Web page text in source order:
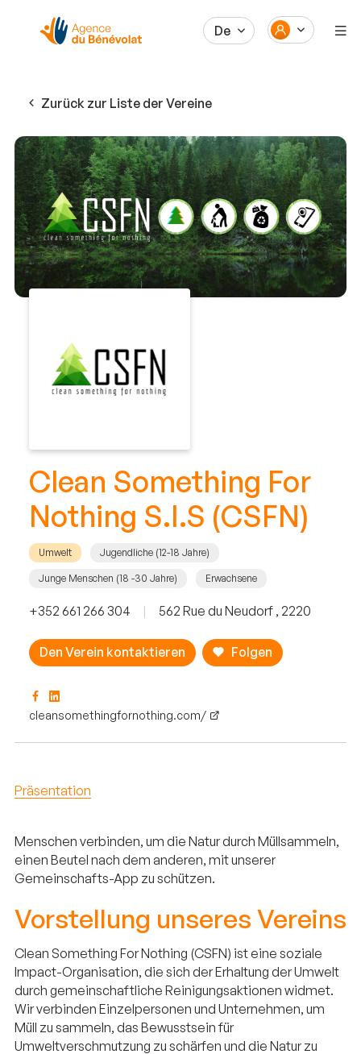
De
Zurück zur Liste der Vereine
Clean Something For
Nothing S.I.S (CSFN)
Umwelt Jugendliche (12-18 Jahre)
Junge Menschen (18 -30 Jahre) Erwachsene
+352 661 266 304 | 562 Rue du Neudorf , 2220
Den Verein kontaktieren Folgen
cleansomethingfornothing.com/
Präsentation
Menschen verbinden, um die Natur durch Müllsammeln,
einen Beutel nach dem anderen, mit unserer
Gemeinschafts-App zu schützen.
Vorstellung unseres Vereins
Clean Something For Nothing (CSFN) ist eine soziale
Impact-Organisation, die sich der Erhaltung der Umwelt
durch gemeinschaftliche Reinigungsaktionen widmet.
Wir verbinden Einzelpersonen und Unternehmen, um
Müll zu sammeln, das Bewusstsein für
Umweltverschmutzung zu schärfen und die Natur zu